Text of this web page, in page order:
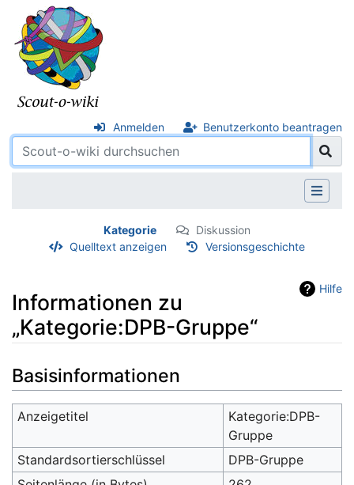
Anmelden Benutzerkonto beantragen
Kategorie
Diskussion
Quelltext anzeigen
Versionsgeschichte
Hilfe
Informationen zu
„Kategorie:DPB-Gruppe“
Wechseln zu: Navigation
Basisinformationen
Anzeigetitel
Kategorie:DPB-
Gruppe
Standardsortierschlüssel
DPB-Gruppe